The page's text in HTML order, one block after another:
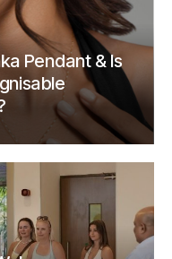
Pendant & Is